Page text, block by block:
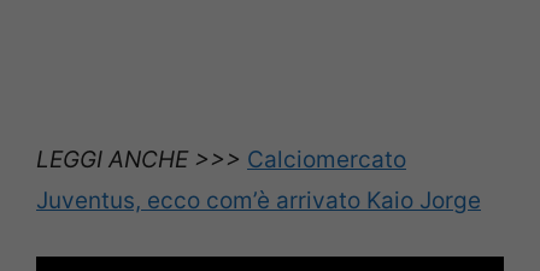
LEGGI ANCHE >>> Calciomercato
Juventus, ecco com’è arrivato Kaio Jorge